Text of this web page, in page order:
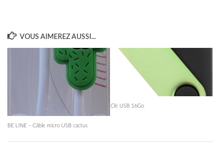
VOUS AIMEREZ AUSSI...
BE LINE – Câble micro USB cactus
Clé USB 16Go